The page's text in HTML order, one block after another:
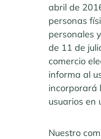
abril de
personas
personales
de 11 de
comercio
informa al
incorporará
usuarios en
Nuestro